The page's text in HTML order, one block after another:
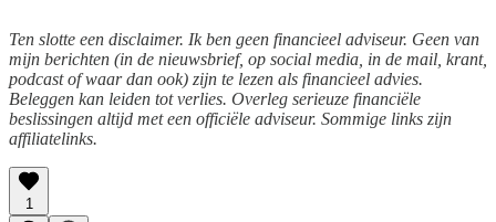
Ten slotte een disclaimer. Ik ben geen financieel adviseur. Geen van
mijn berichten (in de nieuwsbrief, op social media, in de mail, krant,
podcast of waar dan ook) zijn te lezen als financieel advies.
Beleggen kan leiden tot verlies. Overleg serieuze financiële
beslissingen altijd met een officiële adviseur. Sommige links zijn
affiliatelinks.
1